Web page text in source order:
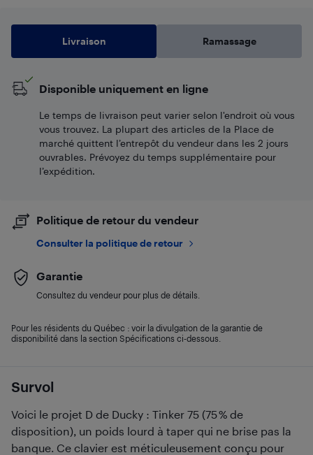
Survol
Voici le projet D de Ducky : Tinker 75 (75 % de
disposition), un poids lourd à taper qui ne brise pas la
banque. Ce clavier est méticuleusement conçu pour
Livraison Ramassage
Disponible uniquement en ligne
Le temps de livraison peut varier selon l'endroit où vous
vous trouvez. La plupart des articles de la Place de
marché quittent l’entrepôt du vendeur dans les 2 jours
ouvrables. Prévoyez du temps supplémentaire pour
l’expédition.
Politique de retour du vendeur
Consulter la politique de retour
Garantie
Consultez du vendeur pour plus de détails.
Pour les résidents du Québec : voir la divulgation de la garantie de
disponibilité dans la section Spécifications ci-dessous.